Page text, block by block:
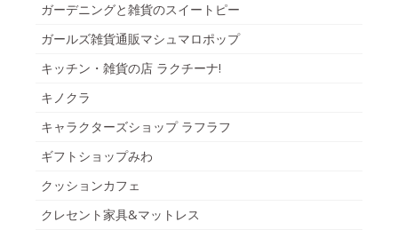
ガーデニングと雑貨のスイートピー
ガールズ雑貨通販マシュマロポップ
キッチン・雑貨の店 ラクチーナ!
キノクラ
キャラクターズショップ ラフラフ
ギフトショップみわ
クッションカフェ
クレセント家具&マットレス